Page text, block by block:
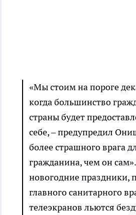
«Мы стоим на пороге
когда большинство
страны будет
себе, – предупредил
более страшного врага
гражданина, чем он
новогодние праздники,
главного санитарного
телеэкранов льются